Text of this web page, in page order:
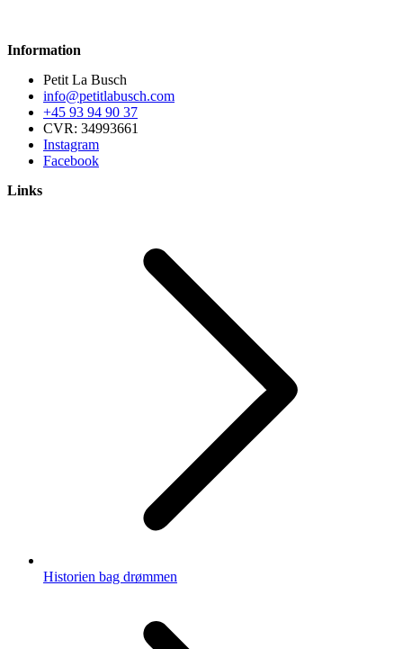
Information
Petit La Busch
info@petitlabusch.com
+45 93 94 90 37
CVR: 34993661
Instagram
Facebook
Links
Historien bag drømmen